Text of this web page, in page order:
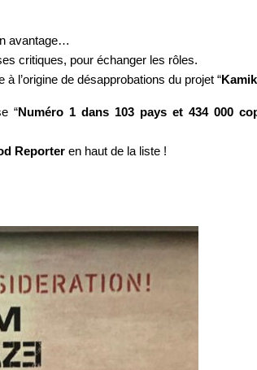
avantage…
critiques, pour échanger les rôles.
à l’origine de désapprobations du projet “
“Numéro 1 dans 103 pays et 434 000
Reporter en haut de la liste !